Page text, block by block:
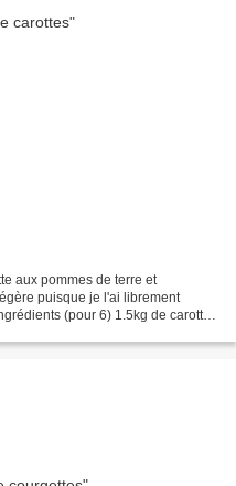
aux pommes de terre et
puisque je l'ai librement
(pour 6) 1.5kg de carottes